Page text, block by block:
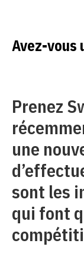
Avez-vous
Prenez
une
sont les
qui font